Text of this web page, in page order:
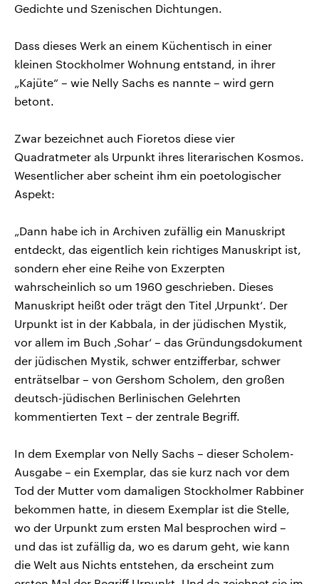
Gedichte und Szenischen Dichtungen.
Dass dieses Werk an einem Küchentisch in einer
kleinen Stockholmer Wohnung entstand, in ihrer
„Kajüte“ – wie Nelly Sachs es nannte – wird gern
betont.
Zwar bezeichnet auch Fioretos diese vier
Quadratmeter als Urpunkt ihres literarischen Kosmos.
Wesentlicher aber scheint ihm ein poetologischer
Aspekt:
„Dann habe ich in Archiven zufällig ein Manuskript
entdeckt, das eigentlich kein richtiges Manuskript ist,
sondern eher eine Reihe von Exzerpten
wahrscheinlich so um 1960 geschrieben. Dieses
Manuskript heißt oder trägt den Titel ‚Urpunkt‘. Der
Urpunkt ist in der Kabbala, in der jüdischen Mystik,
vor allem im Buch ‚Sohar‘ – das Gründungsdokument
der jüdischen Mystik, schwer entzifferbar, schwer
enträtselbar – von Gershom Scholem, den großen
deutsch-jüdischen Berlinischen Gelehrten
kommentierten Text – der zentrale Begriff.
In dem Exemplar von Nelly Sachs – dieser Scholem-
Ausgabe – ein Exemplar, das sie kurz nach vor dem
Tod der Mutter vom damaligen Stockholmer Rabbiner
bekommen hatte, in diesem Exemplar ist die Stelle,
wo der Urpunkt zum ersten Mal besprochen wird –
und das ist zufällig da, wo es darum geht, wie kann
die Welt aus Nichts entstehen, da erscheint zum